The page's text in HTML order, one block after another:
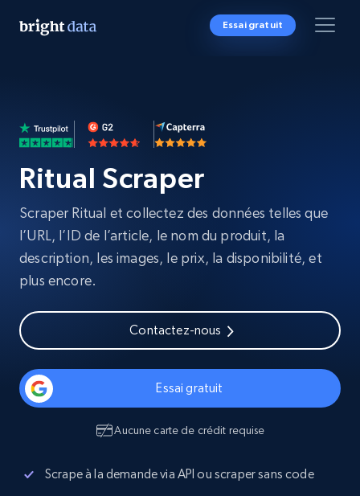
Essai gratuit
Ritual Scraper
Scraper Ritual et collectez des données telles que
l’URL, l’ID de l’article, le nom du produit, la
description, les images, le prix, la disponibilité, et
plus encore.
Contactez-nous
Essai gratuit
Aucune carte de crédit requise
Scrape à la demande via API ou scraper sans code